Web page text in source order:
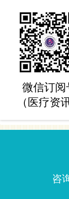
咨
微信订阅
（医疗资